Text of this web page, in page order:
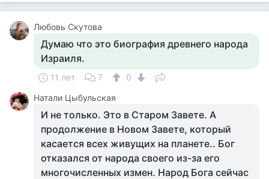
Любовь Скутова
Думаю что это биография древнего народа
Израиля.
11 лет 7
0
Натали Цыбульская
И не только. Это в Старом Завете. А
продолжение в Новом Завете, который
касается всех живущих на планете.. Бог
отказался от народа своего из-за его
многочисленных измен. Народ Бога сейчас